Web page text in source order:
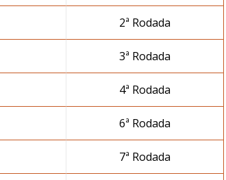
2ª Rodada
3ª Rodada
4ª Rodada
6ª Rodada
7ª Rodada